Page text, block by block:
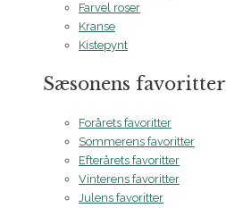
Farvel roser
Kranse
Kistepynt
Sæsonens favoritter
Forårets favoritter
Sommerens favoritter
Efterårets favoritter
Vinterens favoritter
Julens favoritter